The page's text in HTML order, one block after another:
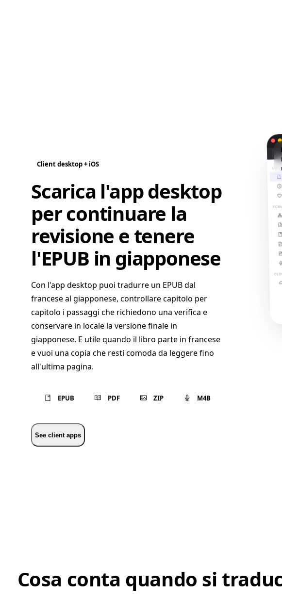
Client desktop + iOS
Scarica l'app desktop
per continuare la
revisione e tenere
l'EPUB in giapponese
Con l'app desktop puoi tradurre un EPUB dal
francese al giapponese, controllare capitolo per
capitolo i passaggi che richiedono una verifica e
conservare in locale la versione finale in
giapponese. E utile quando il libro parte in francese
e vuoi una copia che resti comoda da leggere fino
all'ultima pagina.
EPUB PDF ZIP M4B
See client apps
Cosa conta quando si